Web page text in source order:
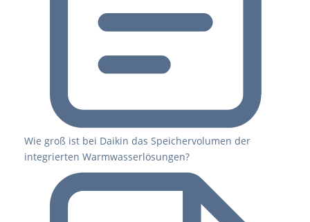
Wie groß ist bei Daikin das Speichervolumen der
integrierten Warmwasserlösungen?